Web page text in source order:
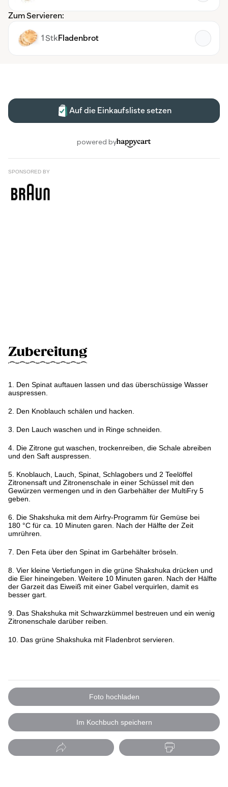
SPONSORED BY
Zubereitung
1. Den Spinat auftauen lassen und das überschüssige Wasser
auspressen.
2. Den Knoblauch schälen und hacken.
3. Den Lauch waschen und in Ringe schneiden.
4. Die Zitrone gut waschen, trockenreiben, die Schale abreiben
und den Saft auspressen.
5. Knoblauch, Lauch, Spinat, Schlagobers und 2 Teelöffel
Zitronensaft und Zitronenschale in einer Schüssel mit den
Gewürzen vermengen und in den Garbehälter der MultiFry 5
geben.
6. Die Shakshuka mit dem Airfry-Programm für Gemüse bei
180 °C für ca. 10 Minuten garen. Nach der Hälfte der Zeit
umrühren.
7. Den Feta über den Spinat im Garbehälter bröseln.
8. Vier kleine Vertiefungen in die grüne Shakshuka drücken und
die Eier hineingeben. Weitere 10 Minuten garen. Nach der Hälfte
der Garzeit das Eiweiß mit einer Gabel verquirlen, damit es
besser gart.
9. Das Shakshuka mit Schwarzkümmel bestreuen und ein wenig
Zitronenschale darüber reiben.
10. Das grüne Shakshuka mit Fladenbrot servieren.
Foto hochladen
Im Kochbuch speichern